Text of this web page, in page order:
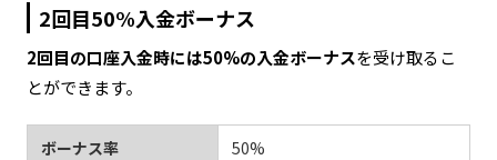
2回目50%入金ボーナス
2回目の口座入金時には50%の入金ボーナスを受け取るこ
とができます。
ボーナス率 50%